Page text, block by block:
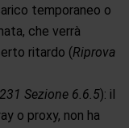
temporaneo o
che verrà
ritardo (Riprova
Sezione 6.6.5): il
o proxy, non ha